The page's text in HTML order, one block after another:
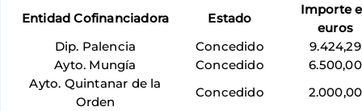
Entidad Cofinanciadora Estado
Importe
euros
Dip. Palencia
Concedido
9.424,29
Ayto. Mungía
Concedido
6.500,00
Ayto. Quintanar de la
Orden
Concedido
2.000,00